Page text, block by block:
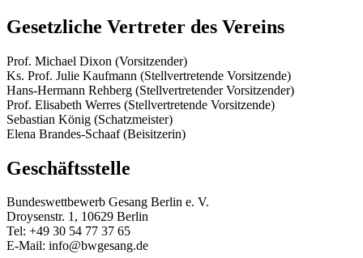
Gesetzliche Vertreter des Vereins
Prof. Michael Dixon (Vorsitzender)
Ks. Prof. Julie Kaufmann (Stellvertretende Vorsitzende)
Hans-Hermann Rehberg (Stellvertretender Vorsitzender)
Prof. Elisabeth Werres (Stellvertretende Vorsitzende)
Sebastian König (Schatzmeister)
Elena Brandes-Schaaf (Beisitzerin)
Geschäftsstelle
Bundeswettbewerb Gesang Berlin e. V.
Droysenstr. 1, 10629 Berlin
Tel: +49 30 54 77 37 65
E-Mail: info@bwgesang.de